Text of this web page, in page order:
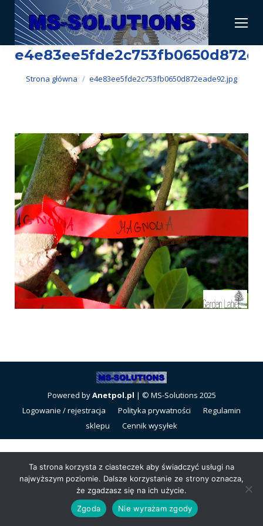
Jesteś tutaj:
Strona główna e4e83ee5fde2c753fb0650d872eade92.jpg
Powered byAnetpol.pl | © MS-Solutions 2025
Logowanie / rejestracja
Polityka prywatności
Regulamin
sklepu
Cennik wysyłek
Ta strona korzysta z ciasteczek aby świadczyć usługi na
najwyższym poziomie. Dalsze korzystanie ze strony oznacza,
że zgadzasz się na ich użycie.
Zgoda
Nie wyrażam zgody